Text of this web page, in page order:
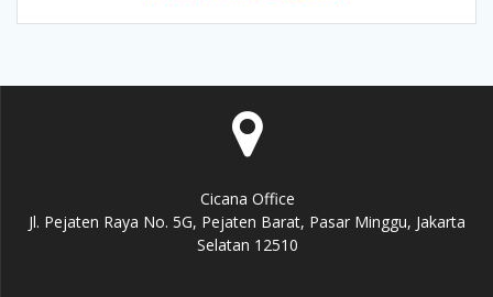
Cicana Office
Jl. Pejaten Raya No. 5G, Pejaten Barat, Pasar Minggu, Jakarta
Selatan 12510